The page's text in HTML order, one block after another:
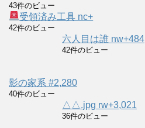
43件のビュー
受領済み工具 nc+
42件のビュー
六人目は誰 nw+484
42件のビュー
影の家系 #2,280
40件のビュー
△△.jpg rw+3,021
36件のビュー